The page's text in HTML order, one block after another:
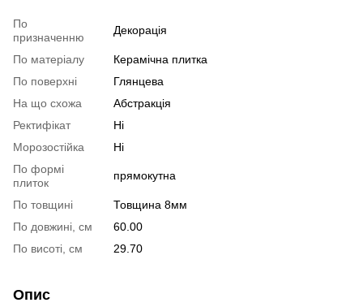
По
призначенню
Декорація
По матеріалу
Керамічна плитка
По поверхні
Глянцева
На що схожа
Абстракція
Ректифікат
Ні
Морозостійка
Ні
По формі
плиток
прямокутна
По товщині
Товщина 8мм
По довжині, см
60.00
По висоті, см
29.70
Опис